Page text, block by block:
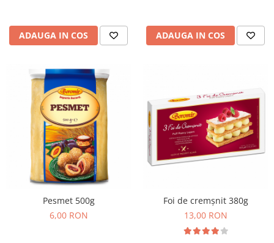
Cereale
Paine
Chifle
Colaci festivi
Snack-uri sărate
Covrigi cu ulei de masline
Covrigi de Buzau
Grisine
Crochete
ADAUGA IN COS ADAUGA IN COS
Pesmet 500g
6,00 RON
Foi de cremșnit 380g
13,00 RON